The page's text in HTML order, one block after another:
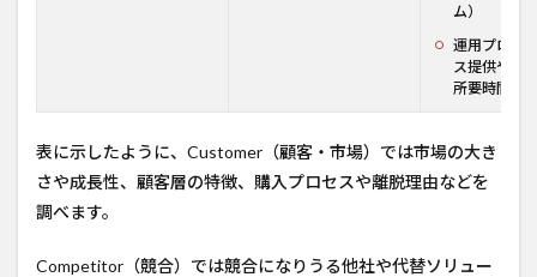
ム）
運用プロセ
ス提供や運
所要時間）
表に示したように、Customer（顧客・市場）では市場の大き
さや成長性、顧客層の特徴、購入プロセスや離脱理由などを
調べます。
Competitor（競合）では競合になりうる他社や代替ソリュー